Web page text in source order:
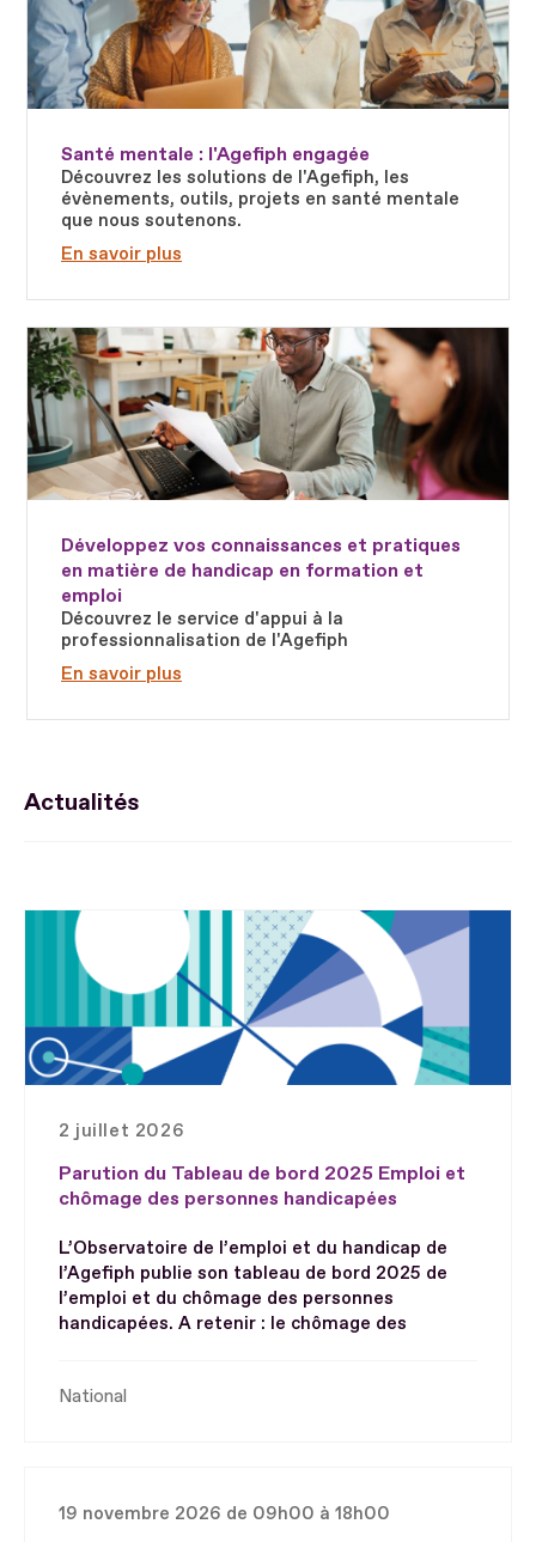
Santé mentale : l'Agefiph engagée
Découvrez les solutions de l'Agefiph, les
évènements, outils, projets en santé mentale
que nous soutenons.
En savoir plus
Développez vos connaissances et pratiques
en matière de handicap en formation et
emploi
Découvrez le service d'appui à la
professionnalisation de l'Agefiph
En savoir plus
Fichier
Actualités
2 juillet 2026
Parution du Tableau de bord 2025 Emploi et
chômage des personnes handicapées
L’Observatoire de l’emploi et du handicap de
l’Agefiph publie son tableau de bord 2025 de
l’emploi et du chômage des personnes
handicapées. A retenir : le chômage des
National
19 novembre 2026 de 09h00 à 18h00